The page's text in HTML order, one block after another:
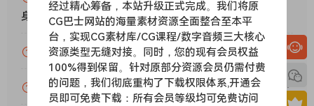
TIMESTRETCH AUDIO
GLOBAL RACKSPACE MIDI
MIDI TRANSPOSER
Team R2R
身VIP）吗？
为什么付款了未开通VIP会员？
账号可以分享或者借给别人用吗？
经过精心筹备，本站升级正式完成。我们将原
CG巴士网站的海量素材资源全面整合至本平
台，实现CG素材库/CG课程/数字音频三大核心
资源类型无缝对接。同时，您的现有会员权益
100%得到保留。针对原部分资源会员仍需付费
的问题，我们彻底重构了下载权限体系,开通会
员即可免费下载：所有会员等级均可免费访问